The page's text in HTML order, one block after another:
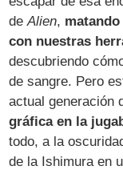
deAlien,
con nuestras
descubriendo
de sangre. Pero
actual generación
gráfica en la
todo, a la
de la Ishimura en